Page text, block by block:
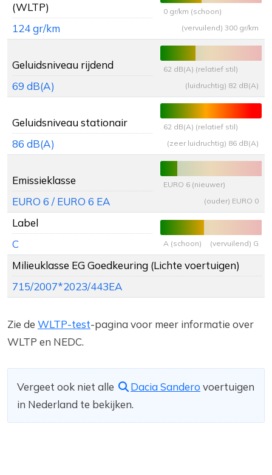
(WLTP)
124 gr/km
0 gr/km (schoon)
(vervuilend) 300 gr/km
Geluidsniveau rijdend
69 dB(A)
62 dB(A) (relatief stil)
(luidruchtig) 82 dB(A)
Geluidsniveau stationair
86 dB(A)
62 dB(A) (relatief stil)
(zeer luidruchtig) 86 dB(A)
Emissieklasse
EURO 6 / EURO 6 EA
EURO 6 (nieuwer)
(ouder) EURO 0
Label
C
A (schoon) (vervuilend) G
Milieuklasse EG Goedkeuring (Lichte voertuigen)
715/2007*2023/443EA
Zie de WLTP-test-pagina voor meer informatie over
WLTP en NEDC.
Vergeet ook niet alle Dacia Sandero voertuigen
in Nederland te bekijken.